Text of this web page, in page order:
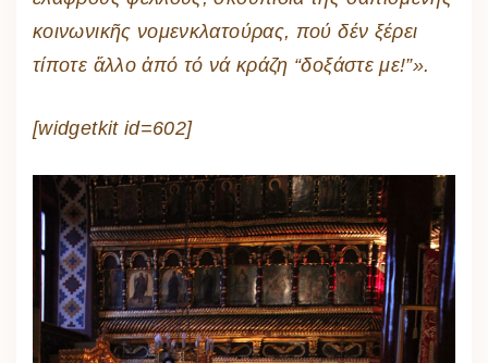
κοινωνικῆς νομενκλατούρας, πού δέν ξέρει
τίποτε ἄλλο ἀπό τό νά κράζη “δοξάστε με!”».
[widgetkit id=602]